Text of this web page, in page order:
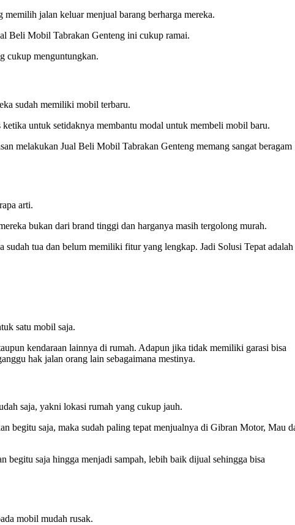
jalan keluar menjual barang berharga mereka.
Beli Mobil Tabrakan Genteng ini cukup ramai.
cukup menguntungkan.
sudah memiliki mobil terbaru.
untuk setidaknya membantu modal untuk membeli mobil baru.
melakukan Jual Beli Mobil Tabrakan Genteng memang sangat beragam
arti.
bukan dari brand tinggi dan harganya masih tergolong murah.
tua dan belum memiliki fitur yang lengkap. Jadi Solusi Tepat adalah
satu mobil saja.
kendaraan lainnya di rumah. Adapun jika tidak memiliki garasi bisa
hak jalan orang lain sebagaimana mestinya.
saja, yakni lokasi rumah yang cukup jauh.
begitu saja, maka sudah paling tepat menjualnya di Gibran Motor, Mau
begitu saja hingga menjadi sampah, lebih baik dijual sehingga bisa
mobil mudah rusak.